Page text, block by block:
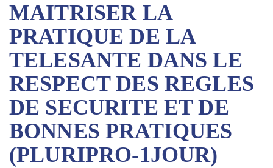
MAITRISER LA
PRATIQUE DE LA
TELESANTE DANS LE
RESPECT DES REGLES
DE SECURITE ET DE
BONNES PRATIQUES
(PLURIPRO-1JOUR)